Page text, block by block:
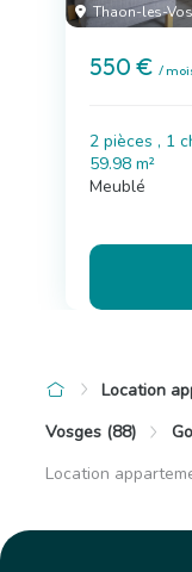
Thaon-les-
550 € /
2 pièces , 1
59.98 m²
Meublé
Location
Vosges (88)
Location